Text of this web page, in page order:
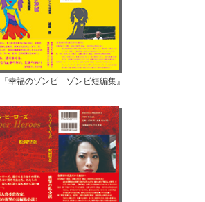
幸福のゾンビ ゾンビ短編集』